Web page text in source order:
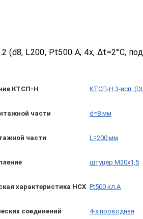
(d8, L200, Pt500 A, 4х, Δt=2°C,
КТСП-Н КТСП-Н 3-исп.
части d=8 мм
части L=200 мм
штуцер М20х1,5
характеристика НСХ Pt500 кл.A
соединений 4-х проводная